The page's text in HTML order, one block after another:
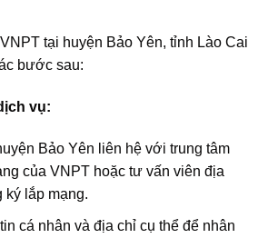
tại huyện Bảo Yên, tỉnh Lào Cai
bước sau:
vụ:
Bảo Yên liên hệ với trung tâm
của VNPT hoặc tư vấn viên địa
ký lắp mạng.
cá nhân và địa chỉ cụ thể để nhân